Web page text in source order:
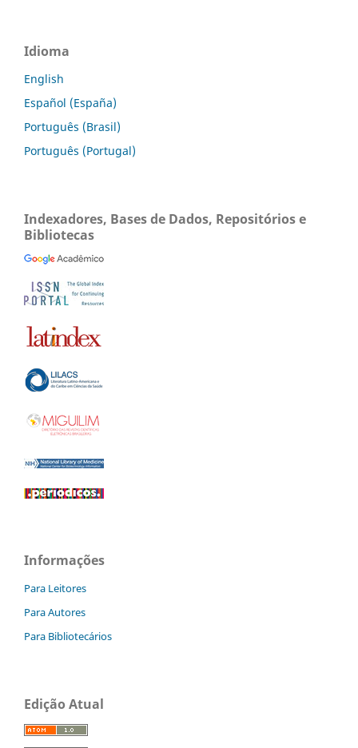
Idioma
English
Español (España)
Português (Brasil)
Português (Portugal)
Indexadores, Bases de Dados, Repositórios e
Bibliotecas
Informações
Para Leitores
Para Autores
Para Bibliotecários
Edição Atual